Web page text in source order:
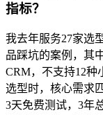
指标？
我去年服务27家选
品踩坑的案例，其
CRM，不支持12种
选型时，核心需求
3天免费测试，3年